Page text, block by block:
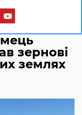
зернові
землях